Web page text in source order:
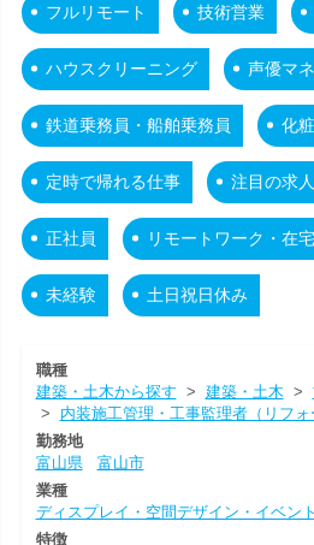
フルリモート 技術営業
ハウスクリーニング 声優マ
鉄道乗務員・船舶乗務員 化
定時で帰れる仕事 注目の求
正社員 リモートワーク・在
未経験 土日祝日休み
職種
建築・土木から探す > 建築・土木 >
> 内装施工管理・工事監理者（リフォ
勤務地
富山県
富山市
業種
ディスプレイ・空間デザイン・イベント
特徴